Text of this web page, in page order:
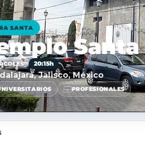
SANTA
20:15h
Jalisco, México
PROFESIONALES